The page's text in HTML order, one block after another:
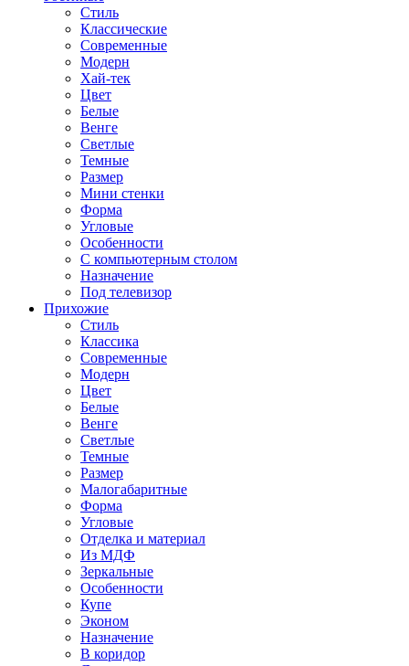
Стиль
Классические
Современные
Модерн
Хай-тек
Цвет
Белые
Венге
Светлые
Темные
Размер
Мини стенки
Форма
Угловые
Особенности
С компьютерным столом
Назначение
Под телевизор
Прихожие
Стиль
Классика
Современные
Модерн
Цвет
Белые
Венге
Светлые
Темные
Размер
Малогабаритные
Форма
Угловые
Отделка и материал
Из МДФ
Зеркальные
Особенности
Купе
Эконом
Назначение
В коридор